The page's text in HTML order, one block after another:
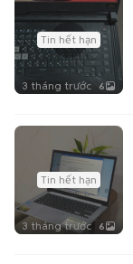
Tin hết hạn
3 tháng trước 6
Tin hết hạn
3 tháng trước 6